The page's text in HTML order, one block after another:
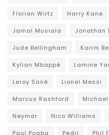
Florian Wirtz Harry Kane
Jamal Musiala Jonathan
Jude Bellingham Karim
Kylian Mbappé Lamine
Leroy Sané Lionel Messi
Marcus Rashford
Neymar Nico Williams
Paul Pogba Pedri Phil